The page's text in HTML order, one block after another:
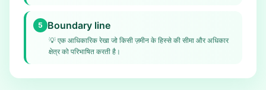
5 Boundary line
💡 एक आधिकारिक रेखा जो किसी ज़मीन के हिस्से की सीमा और अधिकार
क्षेत्र को परिभाषित करती है।